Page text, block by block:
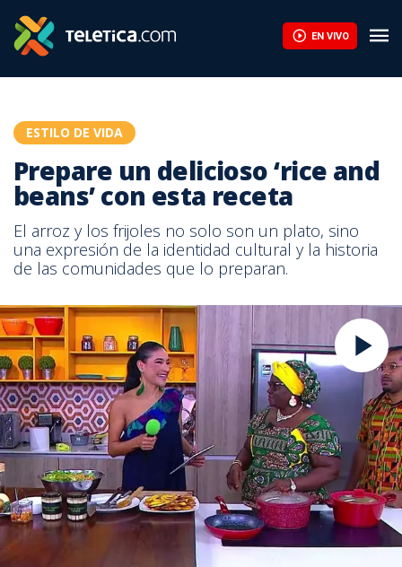
EN VIVO
ESTILO DE VIDA
Prepare un delicioso ‘rice and
beans’ con esta receta
El arroz y los frijoles no solo son un plato, sino
una expresión de la identidad cultural y la historia
de las comunidades que lo preparan.